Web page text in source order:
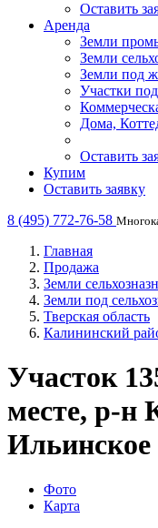
Оставить
Аренда
Земли
Земли
Земли под
Участки
Дома,
Оставить
Купим
Оставить заявку
8 (495) 772-76-58
Главная
Продажа
Земли
Земли под
Тверская область
Калининский
Участок
месте, р-н
Ильинское
Фото
Карта